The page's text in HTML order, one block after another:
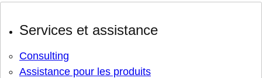
Services et assistance
Consulting
Assistance pour les produits